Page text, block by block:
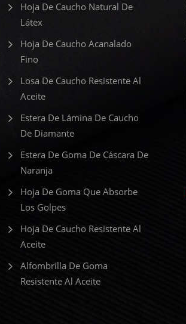
Hoja De Caucho Natural De
Látex
Hoja De Caucho Acanalado
Fino
Losa De Caucho Resistente Al
Aceite
Estera De Lámina De Caucho
De Diamante
Estera De Goma De Cáscara De
Naranja
Hoja De Goma Que Absorbe
Los Golpes
Hoja De Caucho Resistente Al
Aceite
Alfombrilla De Goma
Resistente Al Aceite